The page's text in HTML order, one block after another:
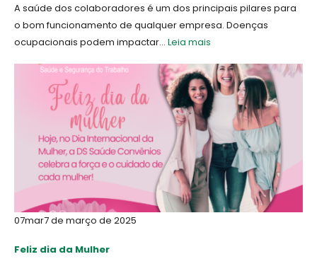
A saúde dos colaboradores é um dos principais pilares para
o bom funcionamento de qualquer empresa. Doenças
ocupacionais podem impactar... Leia mais
07mar7 de março de 2025
Feliz dia da Mulher